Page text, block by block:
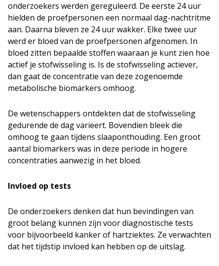
onderzoekers werden gereguleerd. De eerste 24 uur
hielden de proefpersonen een normaal dag-nachtritme
aan. Daarna bleven ze 24 uur wakker. Elke twee uur
werd er bloed van de proefpersonen afgenomen. In
bloed zitten bepaalde stoffen waaraan je kunt zien hoe
actief je stofwisseling is. Is de stofwisseling actiever,
dan gaat de concentratie van deze zogenoemde
metabolische biomarkers omhoog.
De wetenschappers ontdekten dat de stofwisseling
gedurende de dag varieert. Bovendien bleek die
omhoog te gaan tijdens slaaponthouding. Een groot
aantal biomarkers was in deze periode in hogere
concentraties aanwezig in het bloed.
Invloed op tests
De onderzoekers denken dat hun bevindingen van
groot belang kunnen zijn voor diagnostische tests
voor bijvoorbeeld kanker of hartziektes. Ze verwachten
dat het tijdstip invloed kan hebben op de uitslag.